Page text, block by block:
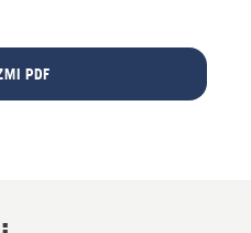
PDF